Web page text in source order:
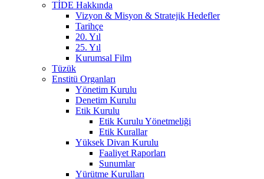
TİDE Hakkında
Vizyon & Misyon & Stratejik Hedefler
Tarihçe
20. Yıl
25. Yıl
Kurumsal Film
Tüzük
Enstitü Organları
Yönetim Kurulu
Denetim Kurulu
Etik Kurulu
Etik Kurulu Yönetmeliği
Etik Kurallar
Yüksek Divan Kurulu
Faaliyet Raporları
Sunumlar
Yürütme Kurulları